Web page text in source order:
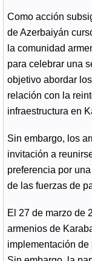
Como acción
de Azerbaiyán
la comunidad
para celebrar una
objetivo abordar
relación con la
infraestructura en
Sin embargo, los
invitación a
preferencia por
de las fuerzas de
El 27 de marzo de
armenios de
implementación de